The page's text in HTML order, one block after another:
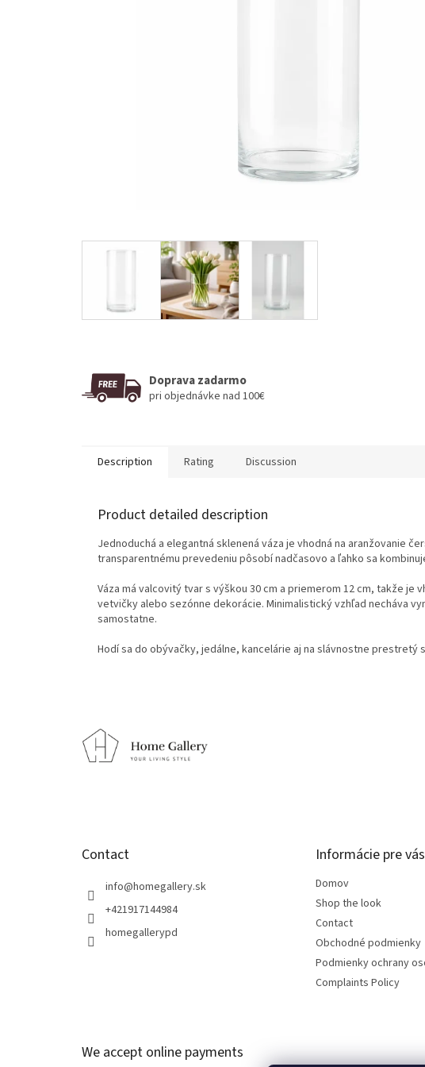
Doprava zadarmo
pri objednávke nad 100€
Description Rating Discussion
Product detailed description
Jednoduchá a elegantná sklenená váza je vhodná na aranžovanie
transparentnému prevedeniu pôsobí nadčasovo a ľahko sa
Váza má valcovitý tvar s výškou 30 cm a priemerom 12 cm, takže
vetvičky alebo sezónne dekorácie. Minimalistický vzhľad necháva
samostatne.
Hodí sa do obývačky, jedálne, kancelárie aj na slávnostne prestretý
Contact
info@homegallery.sk
+421917144984
homegallerypd
Informácie pre vás
Domov
Shop the look
Contact
Obchodné podmienky
Podmienky ochrany
Complaints Policy
We accept online payments